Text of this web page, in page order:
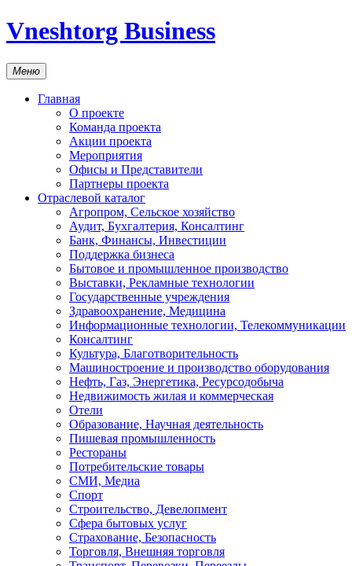
Vneshtorg Business
Меню
Главная
О проекте
Команда проекта
Акции проекта
Мероприятия
Офисы и Представители
Партнеры проекта
Отраслевой каталог
Агропром, Сельское хозяйство
Аудит, Бухгалтерия, Консалтинг
Банк, Финансы, Инвестиции
Поддержка бизнеса
Бытовое и промышленное производство
Выставки, Рекламные технологии
Государственные учреждения
Здравоохранение, Медицина
Информационные технологии, Телекоммуникации
Консалтинг
Культура, Благотворительность
Машиностроение и производство оборудования
Нефть, Газ, Энергетика, Ресурсодобыча
Недвижимость жилая и коммерческая
Отели
Образование, Научная деятельность
Пишевая промышленность
Рестораны
Потребительские товары
СМИ, Медиа
Спорт
Строительство, Девелопмент
Сфера бытовых услуг
Страхование, Безопасность
Торговля, Внешняя торговля